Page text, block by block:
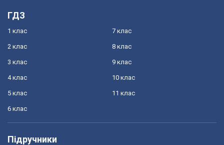
ГДЗ
1 клас
2 клас
3 клас
4 клас
5 клас
6 клас
7 клас
8 клас
9 клас
10 клас
11 клас
Підручники